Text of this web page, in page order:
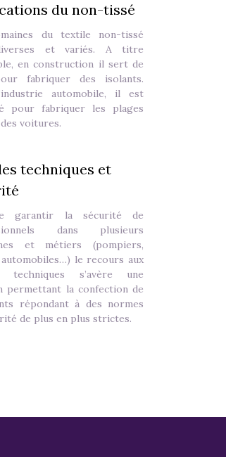
du non-tissé
du textile non-tissé
et variés. A titre
en construction il sert de
fabriquer des isolants.
automobile, il est
pour fabriquer les plages
voitures.
techniques et
garantir la sécurité de
dans plusieurs
et métiers (pompiers,
le recours aux
techniques s’avère une
permettant la confection de
répondant à des normes
de plus en plus strictes.